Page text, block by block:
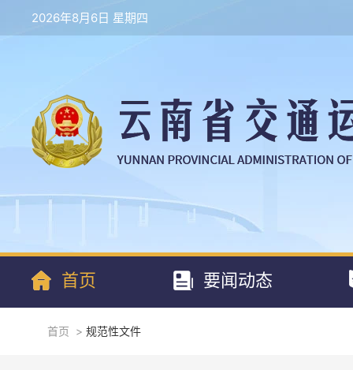
2026年8月6日 星期四
首页 要闻动态
首页 > 规范性文件